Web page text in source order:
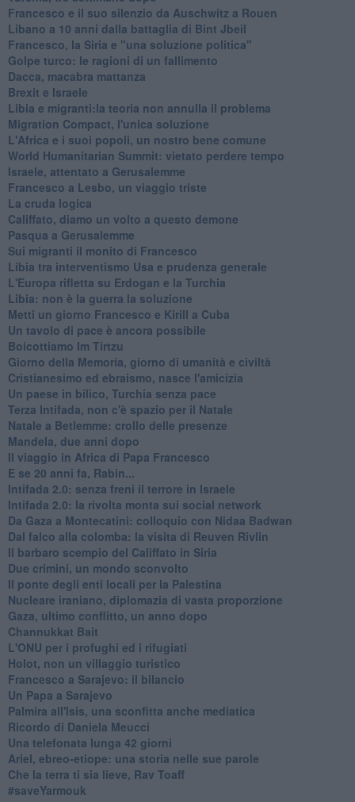
Francesco e il suo silenzio da Auschwitz a Rouen
Libano a 10 anni dalla battaglia di Bint Jbeil
Francesco, la Siria e "una soluzione politica"
Golpe turco: le ragioni di un fallimento
Dacca, macabra mattanza
Brexit e Israele
Libia e migranti:la teoria non annulla il problema
Migration Compact, l'unica soluzione
L'Africa e i suoi popoli, un nostro bene comune
World Humanitarian Summit: vietato perdere tempo
Israele, attentato a Gerusalemme
Francesco a Lesbo, un viaggio triste
La cruda logica
Califfato, diamo un volto a questo demone
Pasqua a Gerusalemme
Sui migranti il monito di Francesco
Libia tra interventismo Usa e prudenza generale
L'Europa rifletta su Erdogan e la Turchia
Libia: non è la guerra la soluzione
Metti un giorno Francesco e Kirill a Cuba
Un tavolo di pace è ancora possibile
Boicottiamo Im Tirtzu
Giorno della Memoria, giorno di umanità e civiltà
Cristianesimo ed ebraismo, nasce l'amicizia
Un paese in bilico, Turchia senza pace
Terza Intifada, non c'è spazio per il Natale
Natale a Betlemme: crollo delle presenze
Mandela, due anni dopo
Il viaggio in Africa di Papa Francesco
E se 20 anni fa, Rabin...
Intifada 2.0: senza freni il terrore in Israele
Intifada 2.0: la rivolta monta sui social network
Da Gaza a Montecatini: colloquio con Nidaa Badwan
Dal falco alla colomba: la visita di Reuven Rivlin
Il barbaro scempio del Califfato in Siria
Due crimini, un mondo sconvolto
Il ponte degli enti locali per la Palestina
Nucleare iraniano, diplomazia di vasta proporzione
Gaza, ultimo conflitto, un anno dopo
Channukkat Bait
L'ONU per i profughi ed i rifugiati
Holot, non un villaggio turistico
Francesco a Sarajevo: il bilancio
Un Papa a Sarajevo
Palmira all'Isis, una sconfitta anche mediatica
Ricordo di Daniela Meucci
​Una telefonata lunga 42 giorni
​Ariel, ebreo-etiope: una storia nelle sue parole
Che la terra ti sia lieve, Rav Toaff
​#saveYarmouk